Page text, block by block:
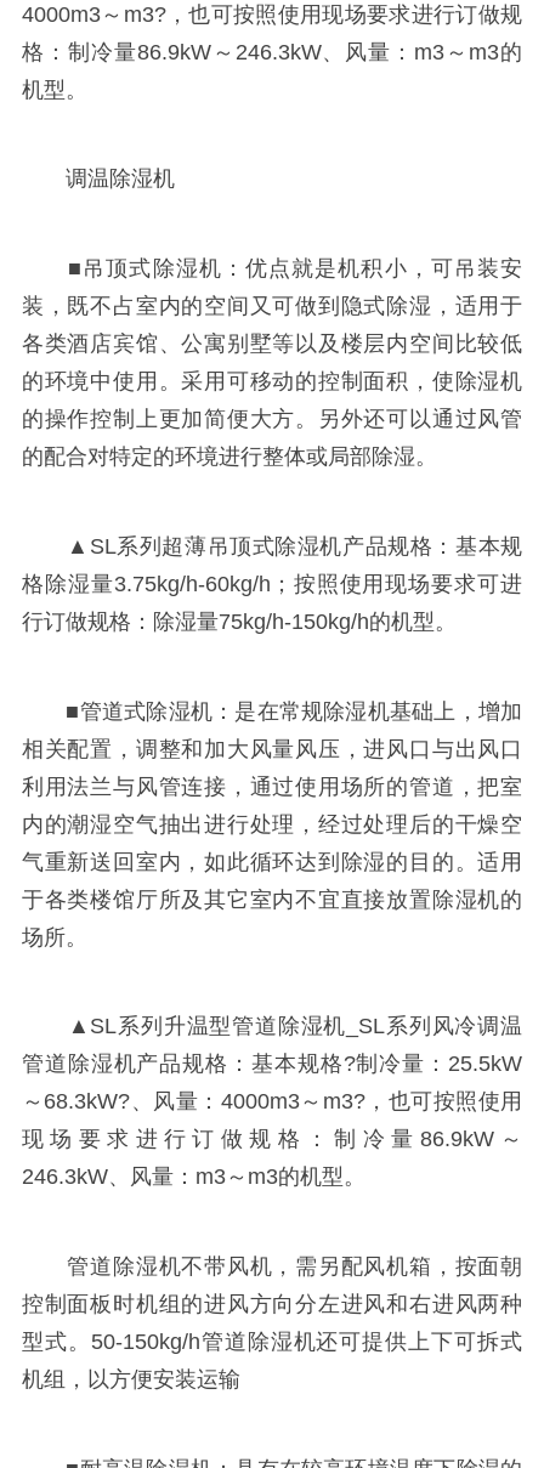
4000m3～m3?，也可按照使用现场要求进行订做规
格：制冷量86.9kW～246.3kW、风量：m3～m3的
机型。
调温除湿机
■吊顶式除湿机：优点就是机积小，可吊装安
装，既不占室内的空间又可做到隐式除湿，适用于
各类酒店宾馆、公寓别墅等以及楼层内空间比较低
的环境中使用。采用可移动的控制面积，使除湿机
的操作控制上更加简便大方。另外还可以通过风管
的配合对特定的环境进行整体或局部除湿。
▲SL系列超薄吊顶式除湿机产品规格：基本规
格除湿量3.75kg/h-60kg/h；按照使用现场要求可进
行订做规格：除湿量75kg/h-150kg/h的机型。
■管道式除湿机：是在常规除湿机基础上，增加
相关配置，调整和加大风量风压，进风口与出风口
利用法兰与风管连接，通过使用场所的管道，把室
内的潮湿空气抽出进行处理，经过处理后的干燥空
气重新送回室内，如此循环达到除湿的目的。适用
于各类楼馆厅所及其它室内不宜直接放置除湿机的
场所。
▲SL系列升温型管道除湿机_SL系列风冷调温
管道除湿机产品规格：基本规格?制冷量：25.5kW
～68.3kW?、风量：4000m3～m3?，也可按照使用
现场要求进行订做规格：制冷量86.9kW～
246.3kW、风量：m3～m3的机型。
管道除湿机不带风机，需另配风机箱，按面朝
控制面板时机组的进风方向分左进风和右进风两种
型式。50-150kg/h管道除湿机还可提供上下可拆式
机组，以方便安装运输